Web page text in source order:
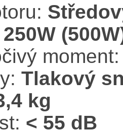
250W
Tlakový
kg
< 55 dB